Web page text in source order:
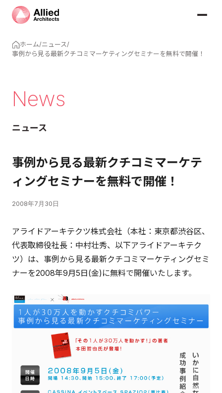
ホーム/ニュース/
事例から見る最新クチコミマーケティングセミナーを無料で開催！
News
ニュース
事例から見る最新クチコミマーケテ
ィングセミナーを無料で開催！
2008年7月30日
アライドアーキテクツ株式会社（本社：東京都渋谷区、
代表取締役社長：中村壮秀、以下アライドアーキテク
ツ）は、事例から見る最新クチコミマーケティングセミ
ナーを2008年9月5日(金)に無料で開催いたします。